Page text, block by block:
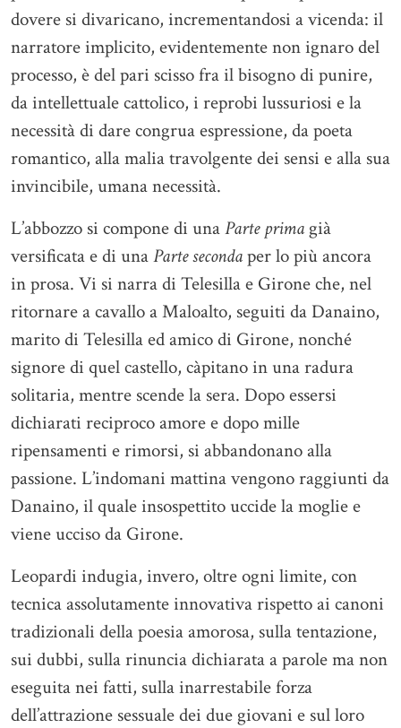
dovere si divaricano, incrementandosi a vicenda: il
narratore implicito, evidentemente non ignaro del
processo, è del pari scisso fra il bisogno di punire,
da intellettuale cattolico, i reprobi lussuriosi e la
necessità di dare congrua espressione, da poeta
romantico, alla malia travolgente dei sensi e alla sua
invincibile, umana necessità.
L’abbozzo si compone di unaParte prima già
versificata e di unaParte secondaper lo più ancora
in prosa. Vi si narra di Telesilla e Girone che, nel
ritornare a cavallo a Maloalto, seguiti da Danaino,
marito di Telesilla ed amico di Girone, nonché
signore di quel castello, càpitano in una radura
solitaria, mentre scende la sera. Dopo essersi
dichiarati reciproco amore e dopo mille
ripensamenti e rimorsi, si abbandonano alla
passione. L’indomani mattina vengono raggiunti da
Danaino, il quale insospettito uccide la moglie e
viene ucciso da Girone.
Leopardi indugia, invero, oltre ogni limite, con
tecnica assolutamente innovativa rispetto ai canoni
tradizionali della poesia amorosa, sulla tentazione,
sui dubbi, sulla rinuncia dichiarata a parole ma non
eseguita nei fatti, sulla inarrestabile forza
dell’attrazione sessuale dei due giovani e sul loro